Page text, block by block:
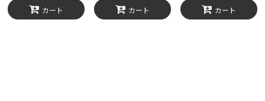
カート カート カート